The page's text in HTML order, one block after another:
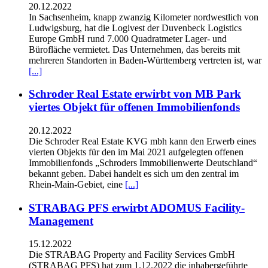
20.12.2022
In Sachsenheim, knapp zwanzig Kilometer nordwestlich von
Ludwigsburg, hat die Logivest der Duvenbeck Logistics
Europe GmbH rund 7.000 Quadratmeter Lager- und
Bürofläche vermietet. Das Unternehmen, das bereits mit
mehreren Standorten in Baden-Württemberg vertreten ist, war
[...]
Schroder Real Estate erwirbt von MB Park
viertes Objekt für offenen Immobilienfonds
20.12.2022
Die Schroder Real Estate KVG mbh kann den Erwerb eines
vierten Objekts für den im Mai 2021 aufgelegten offenen
Immobilienfonds „Schroders Immobilienwerte Deutschland“
bekannt geben. Dabei handelt es sich um den zentral im
Rhein-Main-Gebiet, eine [...]
STRABAG PFS erwirbt ADOMUS Facility-
Management
15.12.2022
Die STRABAG Property and Facility Services GmbH
(STRABAG PFS) hat zum 1.12.2022 die inhabergeführte